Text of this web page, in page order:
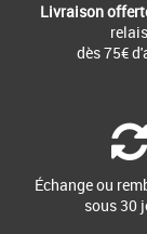
Livraison
relais
dès 75€
Échange ou
sous 30